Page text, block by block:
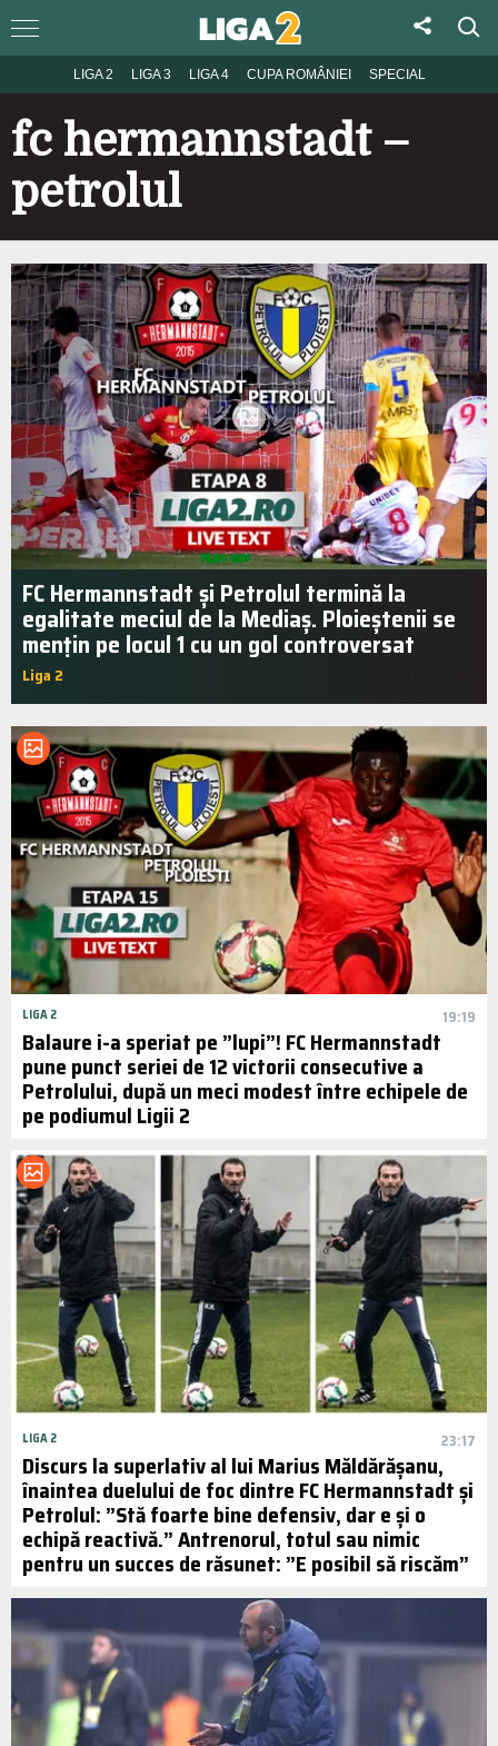
LIGA 2 LIGA 3 LIGA 4 CUPA ROMÂNIEI SPECIAL
fc hermannstadt –
petrolul
FC Hermannstadt și Petrolul termină la
egalitate meciul de la Mediaș. Ploieștenii se
mențin pe locul 1 cu un gol controversat
Liga 2
LIGA 2 19:19
Balaure i-a speriat pe ”lupi”! FC Hermannstadt
pune punct seriei de 12 victorii consecutive a
Petrolului, după un meci modest între echipele de
pe podiumul Ligii 2
LIGA 2 23:17
Discurs la superlativ al lui Marius Măldărășanu,
înaintea duelului de foc dintre FC Hermannstadt și
Petrolul: ”Stă foarte bine defensiv, dar e și o
echipă reactivă.” Antrenorul, totul sau nimic
pentru un succes de răsunet: ”E posibil să riscăm”